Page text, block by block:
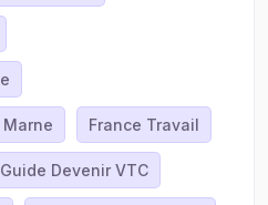
Marne France Travail
Guide Devenir VTC